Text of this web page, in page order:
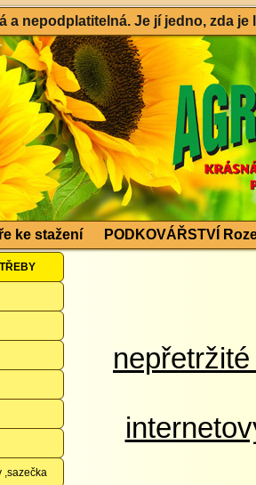
a nepodplatitelná. Je jí jedno, zda
ke stažení PODKOVÁŘSTVÍ
,sazečka